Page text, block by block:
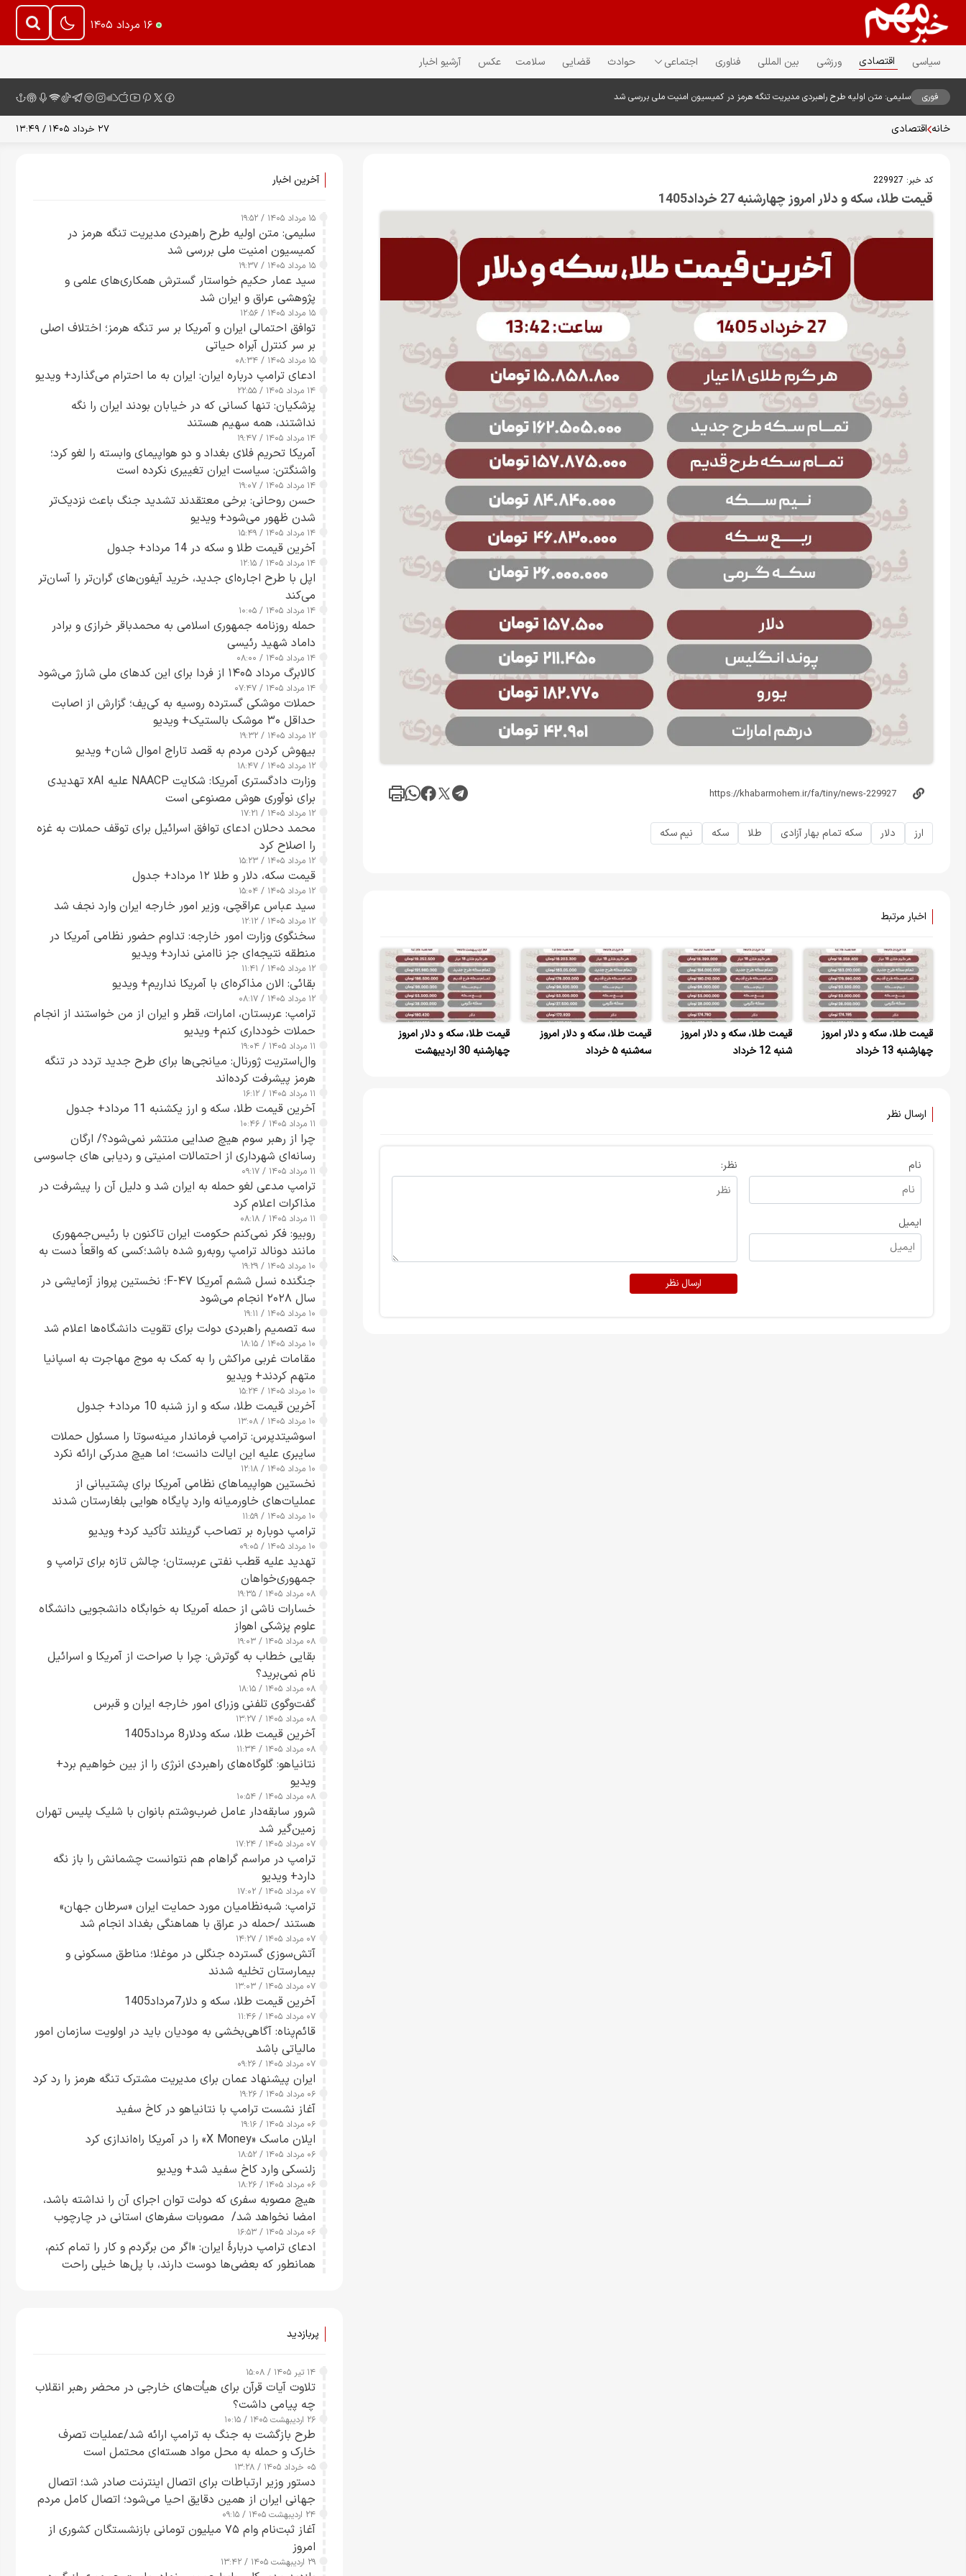
۱۶ مرداد ۱۴۰۵
سیاسی اقتصادی ورزشی بین المللی فناوری اجتماعی حوادث قضایی سلامت عکس آرشیو اخبار
فوری سلیمی: متن اولیه طرح راهبردی مدیریت تنگه هرمز در کمیسیون امنیت ملی بررسی شد
خانه اقتصادی ۲۷ خرداد ۱۴۰۵ / ۱۳:۴۹
کد خبر: 229927
قیمت طلا، سکه و دلار امروز چهارشنبه 27 خرداد1405
ارز دلار سکه تمام بهار آزادی طلا سکه نیم سکه
اخبار مرتبط
قیمت طلا، سکه و دلار امروز
چهارشنبه 13 خرداد
قیمت طلا، سکه و دلار امروز
شنبه 12 خرداد
قیمت طلا، سکه و دلار امروز
سه‌شنبه ۵ خرداد
قیمت طلا، سکه و دلار امروز
چهارشنبه 30 اردیبهشت
ارسال نظر
نام
ایمیل
نظر:
ارسال نظر
آخرین اخبار
۱۵ مرداد ۱۴۰۵ / ۱۹:۵۲
سلیمی: متن اولیه طرح راهبردی مدیریت تنگه هرمز در
کمیسیون امنیت ملی بررسی شد
۱۵ مرداد ۱۴۰۵ / ۱۹:۳۷
سید عمار حکیم خواستار گسترش همکاری‌های علمی و
پژوهشی عراق و ایران شد
۱۵ مرداد ۱۴۰۵ / ۱۲:۵۶
توافق احتمالی ایران و آمریکا بر سر تنگه هرمز؛ اختلاف اصلی
بر سر کنترل آبراه حیاتی
۱۵ مرداد ۱۴۰۵ / ۰۸:۳۴
ادعای ترامپ درباره ایران: ایران به ما احترام می‌گذارد+ ویدیو
۱۴ مرداد ۱۴۰۵ / ۲۲:۵۵
پزشکیان: تنها کسانی که در خیابان بودند ایران را نگه
نداشتند، همه سهیم هستند
۱۴ مرداد ۱۴۰۵ / ۱۹:۴۷
آمریکا تحریم فلای بغداد و دو هواپیمای وابسته را لغو کرد؛
واشنگتن: سیاست ایران تغییری نکرده است
۱۴ مرداد ۱۴۰۵ / ۱۹:۰۷
حسن روحانی: برخی معتقدند تشدید جنگ باعث نزدیک‌تر
شدن ظهور می‌شود+ ویدیو
۱۴ مرداد ۱۴۰۵ / ۱۵:۴۹
آخرین قیمت طلا و سکه در 14 مرداد+ جدول
۱۴ مرداد ۱۴۰۵ / ۱۲:۱۵
اپل با طرح اجاره‌ای جدید، خرید آیفون‌های گران‌تر را آسان‌تر
می‌کند
۱۴ مرداد ۱۴۰۵ / ۱۰:۰۵
حمله روزنامه جمهوری اسلامی به محمدباقر خرازی و برادر
داماد شهید رئیسی
۱۴ مرداد ۱۴۰۵ / ۰۸:۰۰
کالابرگ مرداد ۱۴۰۵ از فردا برای این کدهای ملی شارژ می‌شود
۱۴ مرداد ۱۴۰۵ / ۰۷:۴۷
حملات موشکی گسترده روسیه به کی‌یف؛ گزارش از اصابت
حداقل ۳۰ موشک بالستیک+ ویدیو
۱۲ مرداد ۱۴۰۵ / ۱۹:۳۲
بیهوش کردن مردم به قصد تاراج اموال شان+ ویدیو
۱۲ مرداد ۱۴۰۵ / ۱۸:۴۷
وزارت دادگستری آمریکا: شکایت NAACP علیه xAI تهدیدی
برای نوآوری هوش مصنوعی است
۱۲ مرداد ۱۴۰۵ / ۱۷:۲۱
محمد دحلان ادعای توافق اسرائیل برای توقف حملات به غزه
را اصلاح کرد
۱۲ مرداد ۱۴۰۵ / ۱۵:۲۳
قیمت سکه، دلار و طلا ۱۲ مرداد+ جدول
۱۲ مرداد ۱۴۰۵ / ۱۵:۰۴
سید عباس عراقچی، وزیر امور خارجه ایران وارد نجف شد
۱۲ مرداد ۱۴۰۵ / ۱۲:۱۲
سخنگوی وزارت امور خارجه: تداوم حضور نظامی آمریکا در
منطقه نتیجه‌ای جز ناامنی ندارد+ ویدیو
۱۲ مرداد ۱۴۰۵ / ۱۱:۴۱
بقائی: الان مذاکره‌ای با آمریکا نداریم+ ویدیو
۱۲ مرداد ۱۴۰۵ / ۰۸:۱۷
ترامپ: عربستان، امارات، قطر و ایران از من خواستند از انجام
حملات خودداری کنم+ ویدیو
۱۱ مرداد ۱۴۰۵ / ۱۹:۰۴
وال‌استریت ژورنال: میانجی‌ها برای طرح جدید تردد در تنگه
هرمز پیشرفت کرده‌اند
۱۱ مرداد ۱۴۰۵ / ۱۶:۱۲
آخرین قیمت طلا، سکه و ارز یکشنبه 11 مرداد+ جدول
۱۱ مرداد ۱۴۰۵ / ۱۰:۴۶
چرا از رهبر سوم هیچ صدایی منتشر نمی‌شود؟/ ارگان
رسانه‌ای شهرداری از احتمالات امنیتی و ردیابی های جاسوسی
گفت
۱۱ مرداد ۱۴۰۵ / ۰۹:۱۷
ترامپ مدعی لغو حمله به ایران شد و دلیل آن را پیشرفت در
مذاکرات اعلام کرد
۱۱ مرداد ۱۴۰۵ / ۰۸:۱۸
روبیو: فکر نمی‌کنم حکومت ایران تاکنون با رئیس‌جمهوری
مانند دونالد ترامپ روبه‌رو شده باشد؛کسی که واقعاً دست به
اقدام می‌زند
۱۰ مرداد ۱۴۰۵ / ۱۹:۲۹
جنگنده نسل ششم آمریکا F-۴۷؛ نخستین پرواز آزمایشی در
سال ۲۰۲۸ انجام می‌شود
۱۰ مرداد ۱۴۰۵ / ۱۹:۱۱
سه تصمیم راهبردی دولت برای تقویت دانشگاه‌ها اعلام شد
۱۰ مرداد ۱۴۰۵ / ۱۸:۱۵
مقامات غربی مراکش را به کمک به موج مهاجرت به اسپانیا
متهم کردند+ ویدیو
۱۰ مرداد ۱۴۰۵ / ۱۵:۲۴
آخرین قیمت طلا، سکه و ارز شنبه 10 مرداد+ جدول
۱۰ مرداد ۱۴۰۵ / ۱۳:۰۸
اسوشیتدپرس: ترامپ فرماندار مینه‌سوتا را مسئول حملات
سایبری علیه این ایالت دانست؛ اما هیچ مدرکی ارائه نکرد
۱۰ مرداد ۱۴۰۵ / ۱۲:۱۸
نخستین هواپیماهای نظامی آمریکا برای پشتیبانی از
عملیات‌های خاورمیانه وارد پایگاه هوایی بلغارستان شدند
۱۰ مرداد ۱۴۰۵ / ۱۱:۵۹
ترامپ دوباره بر تصاحب گرینلند تأکید کرد+ ویدیو
۱۰ مرداد ۱۴۰۵ / ۰۹:۰۵
تهدید علیه قطب نفتی عربستان؛ چالش تازه برای ترامپ و
جمهوری‌خواهان
۰۸ مرداد ۱۴۰۵ / ۱۹:۳۵
خسارات ناشی از حمله آمریکا به خوابگاه دانشجویی دانشگاه
علوم پزشکی اهواز
۰۸ مرداد ۱۴۰۵ / ۱۹:۰۳
بقایی خطاب به گوترش: چرا با صراحت از آمریکا و اسرائیل
نام نمی‌برید؟
۰۸ مرداد ۱۴۰۵ / ۱۸:۱۵
گفت‌وگوی تلفنی وزرای امور خارجه ایران و قبرس
۰۸ مرداد ۱۴۰۵ / ۱۳:۲۷
آخرین قیمت طلا، سکه ودلار8 مرداد1405
۰۸ مرداد ۱۴۰۵ / ۱۱:۳۴
نتانیاهو: گلوگاه‌های راهبردی انرژی را از بین خواهیم برد+
ویدیو
۰۸ مرداد ۱۴۰۵ / ۱۰:۵۴
شرور سابقه‌دار عامل ضرب‌وشتم بانوان با شلیک پلیس تهران
زمین‌گیر شد
۰۷ مرداد ۱۴۰۵ / ۱۷:۲۴
ترامپ در مراسم گراهام هم نتوانست چشمانش را باز نگه
دارد+ ویدیو
۰۷ مرداد ۱۴۰۵ / ۱۷:۰۲
ترامپ: شبه‌نظامیان مورد حمایت ایران «سرطان جهان»
هستند /حمله در عراق با هماهنگی بغداد انجام شد
۰۷ مرداد ۱۴۰۵ / ۱۴:۲۷
آتش‌سوزی گسترده جنگلی در موغلا؛ مناطق مسکونی و
بیمارستان تخلیه شدند
۰۷ مرداد ۱۴۰۵ / ۱۳:۰۳
آخرین قیمت طلا، سکه و دلار7مرداد1405
۰۷ مرداد ۱۴۰۵ / ۱۱:۴۶
قائم‌پناه: آگاهی‌بخشی به مودیان باید در اولویت سازمان امور
مالیاتی باشد
۰۷ مرداد ۱۴۰۵ / ۰۹:۲۶
ایران پیشنهاد عمان برای مدیریت مشترک تنگه هرمز را رد کرد
۰۶ مرداد ۱۴۰۵ / ۱۹:۲۶
آغاز نشست ترامپ با نتانیاهو در کاخ سفید
۰۶ مرداد ۱۴۰۵ / ۱۹:۱۶
ایلان ماسک «X Money» را در آمریکا راه‌اندازی کرد
۰۶ مرداد ۱۴۰۵ / ۱۸:۵۲
زلنسکی وارد کاخ سفید شد+ ویدیو
۰۶ مرداد ۱۴۰۵ / ۱۸:۲۶
هیچ مصوبه سفری که دولت توان اجرای آن را نداشته باشد،
امضا نخواهد شد/ مصوبات سفرهای استانی در چارچوب
قانون بودجه است+ عکس
۰۶ مرداد ۱۴۰۵ / ۱۶:۵۳
ادعای ترامپ دربارهٔ ایران: «اگر من برگردم و کار را تمام کنم،
همانطور که بعضی‌ها دوست دارند، با پل‌ها خیلی راحت
پربازدید
۱۴ تیر ۱۴۰۵ / ۱۵:۰۸
تلاوت آیات قرآن برای هیأت‌های خارجی در محضر رهبر انقلاب
چه پیامی داشت؟
۲۶ اردیبهشت ۱۴۰۵ / ۱۰:۱۵
طرح‌ بازگشت به جنگ به ترامپ ارائه شد/عملیات تصرف
خارک و حمله به محل مواد هسته‌ای محتمل است
۰۵ خرداد ۱۴۰۵ / ۱۳:۲۸
دستور وزیر ارتباطات برای اتصال اینترنت صادر شد؛ اتصال
جهانی ایران از همین دقایق احیا می‌شود؛ اتصال کامل مردم
تا ۲۴ ساعت آینده
۲۴ اردیبهشت ۱۴۰۵ / ۰۹:۱۵
آغاز ثبت‌نام وام ۷۵ میلیون تومانی بازنشستگان کشوری از
امروز
۲۹ اردیبهشت ۱۴۰۵ / ۱۳:۴۲